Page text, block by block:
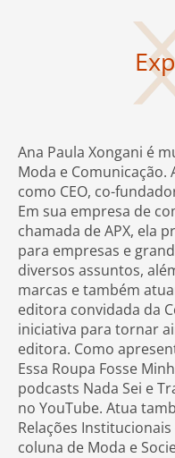
Ana Paula Xongani é
Moda e Comunicação.
como CEO, co-
Em sua empresa de
chamada de APX, ela
para empresas e
diversos assuntos,
marcas e também
editora convidada da
iniciativa para tornar
editora. Como
Essa Roupa Fosse
podcasts Nada Sei e
no YouTube. Atua
Relações
coluna de Moda e